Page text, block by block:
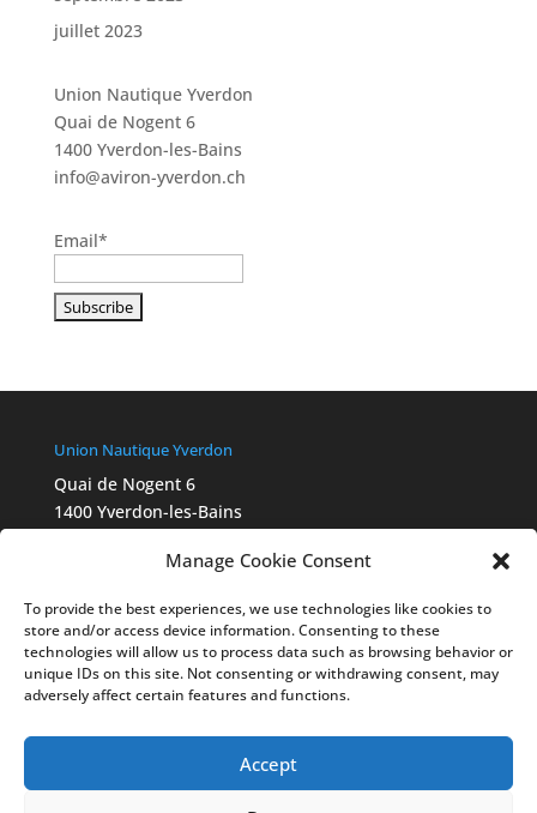
Manage Cookie Consent
To provide the best experiences, we use technologies like cookies to
store and/or access device information. Consenting to these
technologies will allow us to process data such as browsing behavior or
unique IDs on this site. Not consenting or withdrawing consent, may
adversely affect certain features and functions.
Accept
juillet 2023
Union Nautique Yverdon
Quai de Nogent 6
1400 Yverdon-les-Bains
info@aviron-yverdon.ch
Email*
Union Nautique Yverdon
Quai de Nogent 6
1400 Yverdon-les-Bains
Chartes Swiss Olympic
Ethik-Statut 2022_final_Webversion_FR
Legal
Cookies déclaration
Politique de confidentialité
worldrowing.com